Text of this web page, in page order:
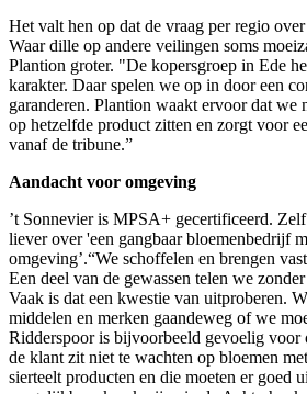
Het valt hen op dat de vraag per regio
Waar dille op andere veilingen soms
Plantion groter. "De kopersgroep in Ede
karakter. Daar spelen we op in door een
garanderen. Plantion waakt ervoor dat we
op hetzelfde product zitten en zorgt voor
vanaf de tribune.”
Aandacht voor omgeving
’t Sonnevier is MPSA+ gecertificeerd.
liever over 'een gangbaar bloemenbedrijf
omgeving’.“We schoffelen en brengen
Een deel van de gewassen telen we
Vaak is dat een kwestie van uitproberen.
middelen en merken gaandeweg of we
Ridderspoor is bijvoorbeeld gevoelig voor
de klant zit niet te wachten op bloemen
sierteelt­ producten en die moeten er goed